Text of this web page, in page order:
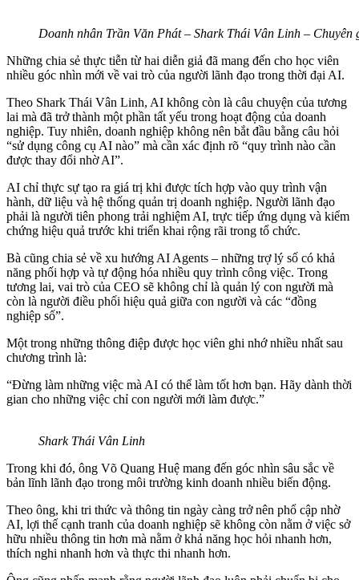
Doanh nhân Trần Văn Phát – Shark Thái Vân Linh –
Những chia sẻ thực tiễn từ hai diễn giả đã mang đến cho học viên
nhiều góc nhìn mới về vai trò của người lãnh đạo trong thời đại AI.
Theo Shark Thái Vân Linh, AI không còn là câu chuyện của tương
lai mà đã trở thành một phần tất yếu trong hoạt động của doanh
nghiệp. Tuy nhiên, doanh nghiệp không nên bắt đầu bằng câu hỏi
“sử dụng công cụ AI nào” mà cần xác định rõ “quy trình nào cần
được thay đổi nhờ AI”.
AI chỉ thực sự tạo ra giá trị khi được tích hợp vào quy trình vận
hành, dữ liệu và hệ thống quản trị doanh nghiệp. Người lãnh đạo
phải là người tiên phong trải nghiệm AI, trực tiếp ứng dụng và kiểm
chứng hiệu quả trước khi triển khai rộng rãi trong tổ chức.
Bà cũng chia sẻ về xu hướng AI Agents – những trợ lý số có khả
năng phối hợp và tự động hóa nhiều quy trình công việc. Trong
tương lai, vai trò của CEO sẽ không chỉ là quản lý con người mà
còn là người điều phối hiệu quả giữa con người và các “đồng
nghiệp số”.
Một trong những thông điệp được học viên ghi nhớ nhiều nhất sau
chương trình là:
“Đừng làm những việc mà AI có thể làm tốt hơn bạn. Hãy dành thời
gian cho những việc chỉ con người mới làm được.”
Shark Thái Vân Linh
Trong khi đó, ông Võ Quang Huệ mang đến góc nhìn sâu sắc về
bản lĩnh lãnh đạo trong môi trường kinh doanh nhiều biến động.
Theo ông, khi tri thức và thông tin ngày càng trở nên phổ cập nhờ
AI, lợi thế cạnh tranh của doanh nghiệp sẽ không còn nằm ở việc sở
hữu nhiều thông tin hơn mà nằm ở khả năng học hỏi nhanh hơn,
thích nghi nhanh hơn và thực thi nhanh hơn.